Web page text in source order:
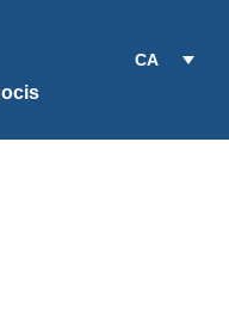
CA